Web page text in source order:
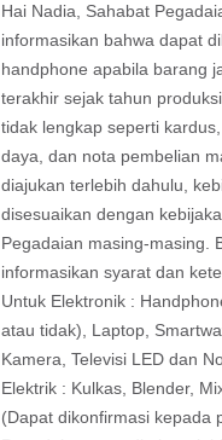
Hai Nadia, Sahabat
informasikan bahwa dapat
handphone apabila barang
terakhir sejak tahun
tidak lengkap seperti
daya, dan nota pembelian
diajukan terlebih dahulu,
disesuaikan dengan
Pegadaian masing-masing.
informasikan syarat dan
Untuk Elektronik :
atau tidak), Laptop,
Kamera, Televisi LED dan
Elektrik : Kulkas, Blender,
(Dapat dikonfirmasi kepada